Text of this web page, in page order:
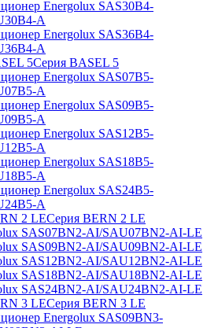
Energolux SAS30B4-
A
Energolux SAS36B4-
A
Серия BASEL 5
Energolux SAS07B5-
A
Energolux SAS09B5-
A
Energolux SAS12B5-
A
Energolux SAS18B5-
A
Energolux SAS24B5-
A
Серия BERN 2 LE
SAS07BN2-AI/SAU07BN2-AI-LE
SAS09BN2-AI/SAU09BN2-AI-LE
SAS12BN2-AI/SAU12BN2-AI-LE
SAS18BN2-AI/SAU18BN2-AI-LE
SAS24BN2-AI/SAU24BN2-AI-LE
Серия BERN 3 LE
Energolux SAS09BN3-